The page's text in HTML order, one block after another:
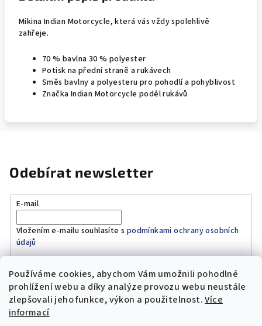
Používáme cookies, abychom Vám umožnili pohodlné
prohlížení webu a díky analýze provozu webu neustále
zlepšovali jeho funkce, výkon a použitelnost.Více
informací
Mikina Indian Motorcycle, která vás vždy spolehlivě
zahřeje.
70 % bavlna 30 % polyester
Potisk na přední straně a rukávech
Směs bavlny a polyesteru pro pohodlí a pohyblivost
Značka Indian Motorcycle podél rukávů
Odebírat newsletter
E-mail
Vložením e-mailu souhlasíte s podmínkami ochrany osobních
údajů
Přihlásit se